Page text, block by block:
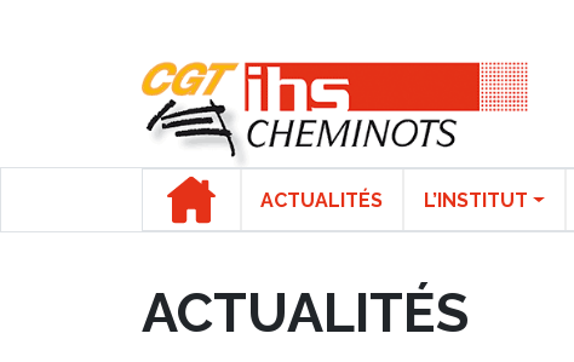
ACTUALITÉS L’INSTITUT
ACTUALITÉS